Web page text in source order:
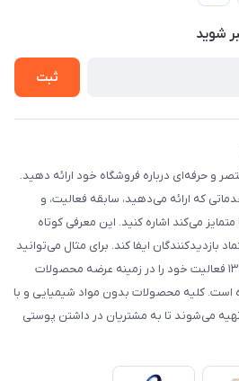
شوید
ثبت
و حرفه‌ای درباره فروشگاه خود ارائه دهید.
که ارائه می‌دهید، سابقه فعالیت، و
متمایز می‌کند اشاره کنید. این معرفی کوتاه
ایفا کند. برای مثال می‌توانید
بنویسید: «فروشگاه ما از سال ۱۳۹۸ فعالیت خود را در زمینه عرضه محصولات
است. کلیه محصولات بدون مواد شیمیایی و با
تهیه می‌شوند تا به مشتریان در داشتن پوستی